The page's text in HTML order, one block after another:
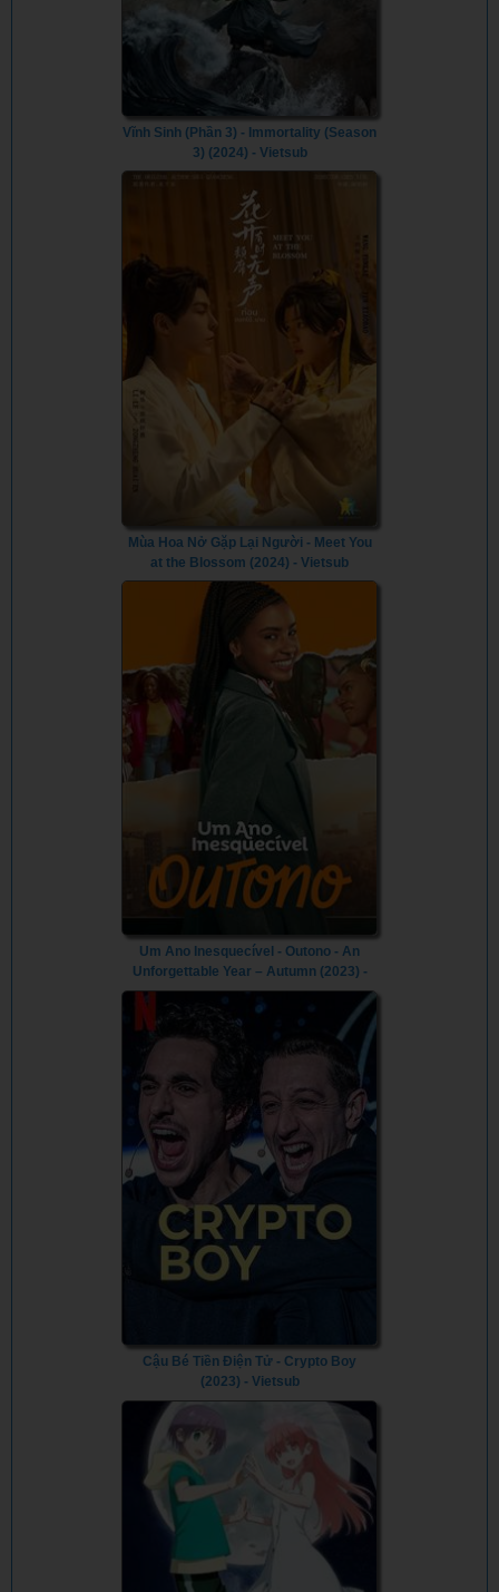
Vĩnh Sinh (Phần 3) - Immortality (Season
3) (2024) - Vietsub
Mùa Hoa Nở Gặp Lại Người - Meet You
at the Blossom (2024) - Vietsub
Um Ano Inesquecível - Outono - An
Unforgettable Year – Autumn (2023) -
Vietsub
Cậu Bé Tiền Điện Tử - Crypto Boy
(2023) - Vietsub